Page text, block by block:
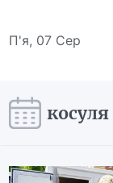
П'я, 07 Сер
косуля